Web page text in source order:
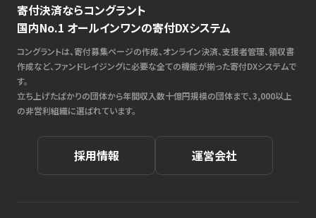
寄付決済ならコングラント
国内No.1 オールインワンの寄付DXシステム
コングラントは、寄付募集ページの作成、オンライン決済、支援者管理、領収書
作成など、ファンドレイジングに必要な全ての機能が揃った寄付DXシステムで
す。
立ち上げたばかりの団体から年間収入数十億円規模の団体まで、3,000以上
の非営利組織に選ばれています。
採用情報 運営会社